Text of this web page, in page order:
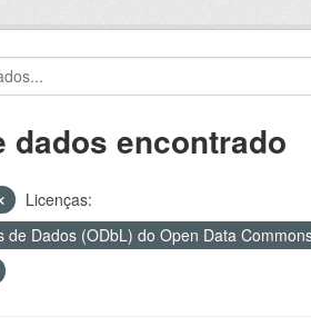
dados encontrado
Licenças:
de Dados (ODbL) do Open Data